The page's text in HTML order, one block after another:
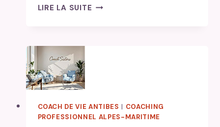
LIRE LA SUITE DÉVELOPPEMENT
COACH DE VIE ANTIBES | COACHING
PROFESSIONNEL ALPES-MARITIME